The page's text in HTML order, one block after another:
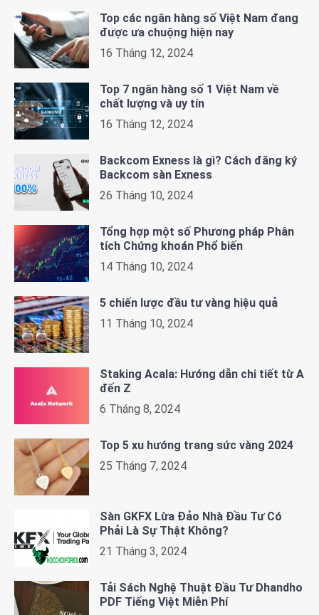
Top các ngân hàng số Việt Nam đang
được ưa chuộng hiện nay
16 Tháng 12, 2024
Top 7 ngân hàng số 1 Việt Nam về
chất lượng và uy tín
16 Tháng 12, 2024
Backcom Exness là gì? Cách đăng ký
Backcom sàn Exness
26 Tháng 10, 2024
Tổng hợp một số Phương pháp Phân
tích Chứng khoán Phổ biến
14 Tháng 10, 2024
5 chiến lược đầu tư vàng hiệu quả
11 Tháng 10, 2024
Staking Acala: Hướng dẫn chi tiết từ A
đến Z
6 Tháng 8, 2024
Top 5 xu hướng trang sức vàng 2024
25 Tháng 7, 2024
Sàn GKFX Lừa Đảo Nhà Đầu Tư Có
Phải Là Sự Thật Không?
21 Tháng 3, 2024
Tải Sách Nghệ Thuật Đầu Tư Dhandho
PDF Tiếng Việt Miễn Phí